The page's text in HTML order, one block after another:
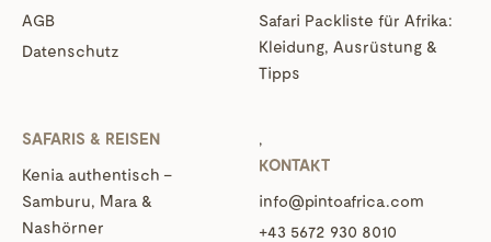
AGB
Datenschutz
Safari Packliste für Afrika:
Kleidung, Ausrüstung &
Tipps
SAFARIS & REISEN
Kenia authentisch –
Samburu, Mara &
Nashörner
‚
KONTAKT
info@pintoafrica.com
+43 5672 930 8010